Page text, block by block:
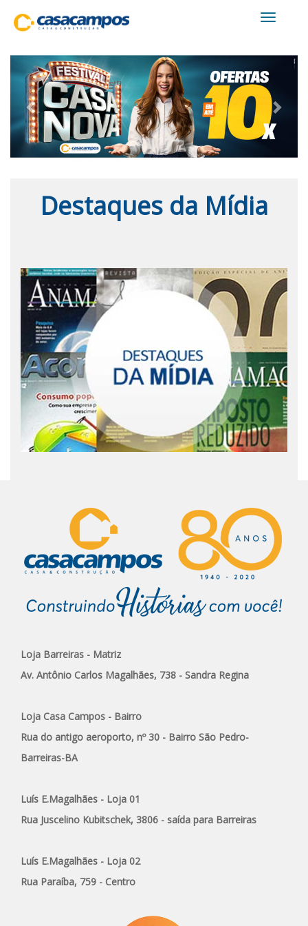
Toggle
Destaques da Mídia
Loja Barreiras - Matriz
Av. Antônio Carlos Magalhães, 738 - Sandra Regina
Loja Casa Campos - Bairro
Rua do antigo aeroporto, nº 30 - Bairro São Pedro-
Barreiras-BA
Luís E.Magalhães - Loja 01
Rua Juscelino Kubitschek, 3806 - saída para Barreiras
Luís E.Magalhães - Loja 02
Rua Paraíba, 759 - Centro